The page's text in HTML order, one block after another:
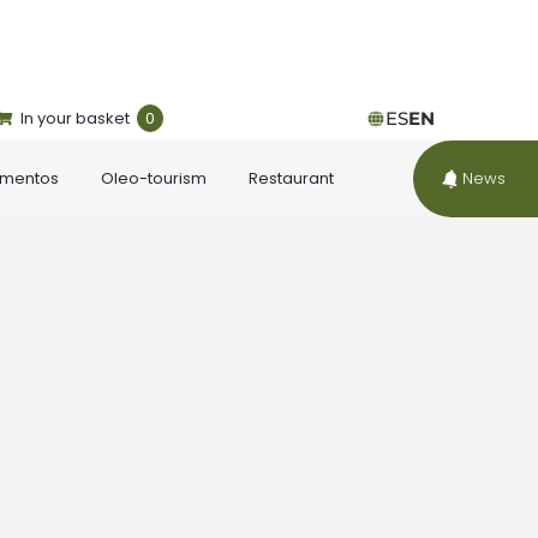
In your basket 0 ESEN
Oleo-tourism Restaurant News